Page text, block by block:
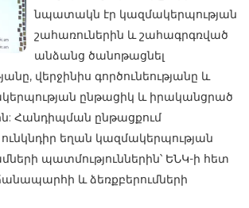
նպատակն էր կազմակերպության
շահառուներին և շահագրգռված
անձանց ծանոթացնել
վերջինիս գործունեությանը և
ընթացիկ և իրականցրած
Հանդիպման ընթացքում
եղան կազմակերպության
պատմություններին՝ ԵՆԿ-ի հետ
և ձեռքբերումների